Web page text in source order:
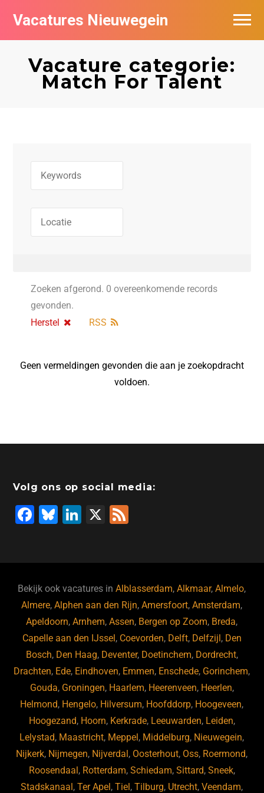
Vacatures Nieuwegein
Vacature categorie:
Match For Talent
Zoeken afgerond. 0 overeenkomende records
gevonden.
Herstel
RSS
Geen vermeldingen gevonden die aan je zoekopdracht
voldoen.
Volg ons op social media:
F
b
o
o
k
Bl
ky
Li
dI
n
X
Bekijk ook vacatures inAlblasserdam,Alkmaar,Almelo,
Almere,Alphen aan den Rijn,Amersfoort,Amsterdam,
Apeldoorn,Arnhem,Assen, Bergen op Zoom, Breda,
Capelle aan den IJssel , Coevorden, Delft, Delfzijl , Den
Bosch, Den Haag, Deventer, Doetinchem, Dordrecht,
Drachten, Ede, Eindhoven, Emmen, Enschede, Gorinchem,
Gouda, Groningen, Haarlem, Heerenveen, Heerlen,
Helmond, Hengelo, Hilversum, Hoofddorp, Hoogeveen,
Hoogezand, Hoorn, Kerkrade, Leeuwarden, Leiden,
Lelystad, Maastricht, Meppel , Middelburg, Nieuwegein,
Nijkerk, Nijmegen, Nijverdal , Oosterhout, Oss, Roermond,
Roosendaal , Rotterdam, Schiedam, Sittard, Sneek,
Stadskanaal ,Ter Apel ,Tiel ,Tilburg, Utrecht,Veendam,
Vacatures per bedrijf in Nieuwegein